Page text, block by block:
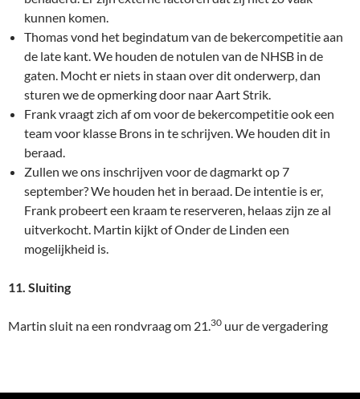
kunnen komen.
Thomas vond het begindatum van de bekercompetitie aan
de late kant. We houden de notulen van de NHSB in de
gaten. Mocht er niets in staan over dit onderwerp, dan
sturen we de opmerking door naar Aart Strik.
Frank vraagt zich af om voor de bekercompetitie ook een
team voor klasse Brons in te schrijven. We houden dit in
beraad.
Zullen we ons inschrijven voor de dagmarkt op 7
september? We houden het in beraad. De intentie is er,
Frank probeert een kraam te reserveren, helaas zijn ze al
uitverkocht. Martin kijkt of Onder de Linden een
mogelijkheid is.
11. Sluiting
Martin sluit na een rondvraag om 21.30 uur de vergadering